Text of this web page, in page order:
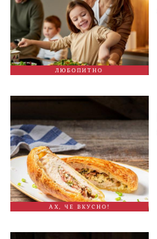
ЛЮБОПИТНО
АХ, ЧЕ ВКУСНО!